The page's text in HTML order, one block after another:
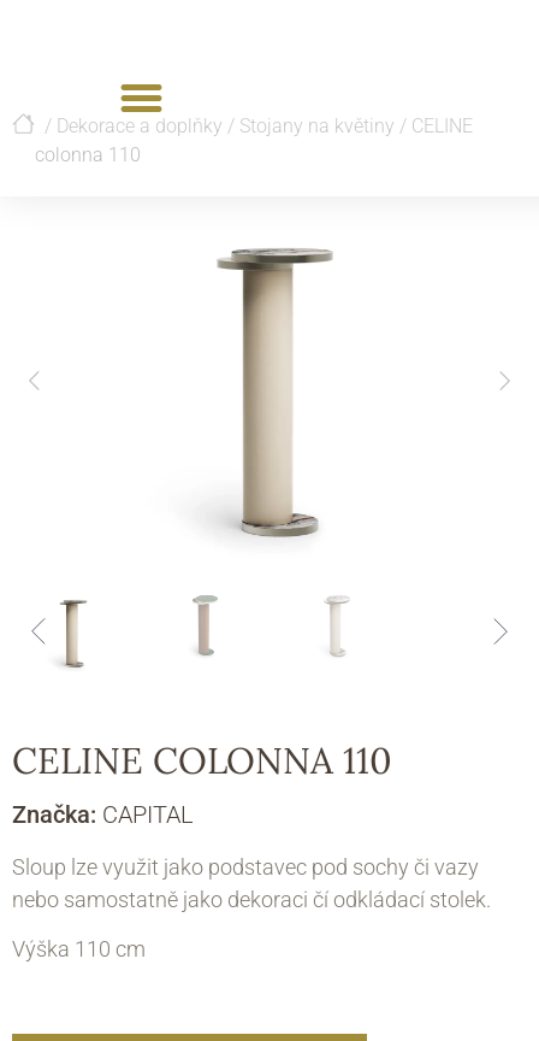
/ Dekorace a doplňky / Stojany na květiny / CELINE
colonna 110
CELINE COLONNA 110
Značka: CAPITAL
Sloup lze využit jako podstavec pod sochy či vazy
nebo samostatně jako dekoraci čí odkládací stolek.
Výška 110 cm